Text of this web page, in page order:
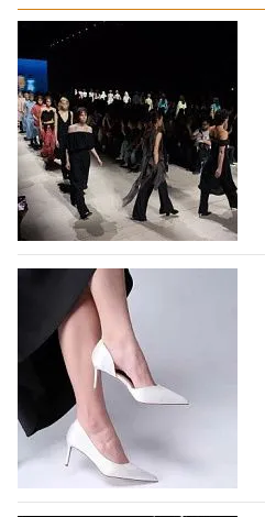
На участие в
подано 1047 заявок
На участие в седьмой
которая пройдет в
по 1 октября, уже подано
половину из них (494)
коллекции которых не были
07.08.2026 692